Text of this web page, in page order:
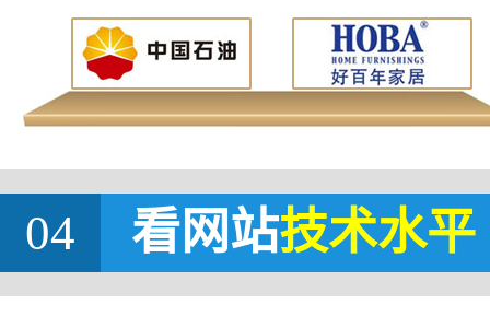
04 看网站技术水平